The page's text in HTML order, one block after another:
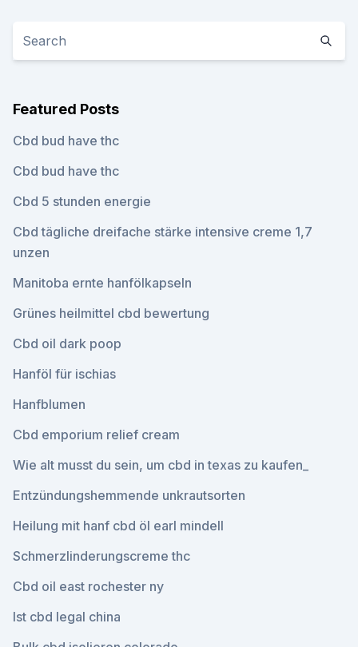
Featured Posts
Cbd bud have thc
Cbd bud have thc
Cbd 5 stunden energie
Cbd tägliche dreifache stärke intensive creme 1,7
unzen
Manitoba ernte hanfölkapseln
Grünes heilmittel cbd bewertung
Cbd oil dark poop
Hanföl für ischias
Hanfblumen
Cbd emporium relief cream
Wie alt musst du sein, um cbd in texas zu kaufen_
Entzündungshemmende unkrautsorten
Heilung mit hanf cbd öl earl mindell
Schmerzlinderungscreme thc
Cbd oil east rochester ny
Ist cbd legal china